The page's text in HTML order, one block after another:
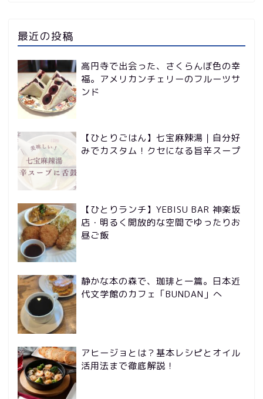
最近の投稿
高円寺で出会った、さくらんぼ色の幸
福。アメリカンチェリーのフルーツサ
ンド
【ひとりごはん】七宝麻辣湯｜自分好
みでカスタム！クセになる旨辛スープ
【ひとりランチ】YEBISU BAR 神楽坂
店・明るく開放的な空間でゆったりお
昼ご飯
静かな本の森で、珈琲と一篇。日本近
代文学館のカフェ「BUNDAN」へ
アヒージョとは？基本レシピとオイル
活用法まで徹底解説！